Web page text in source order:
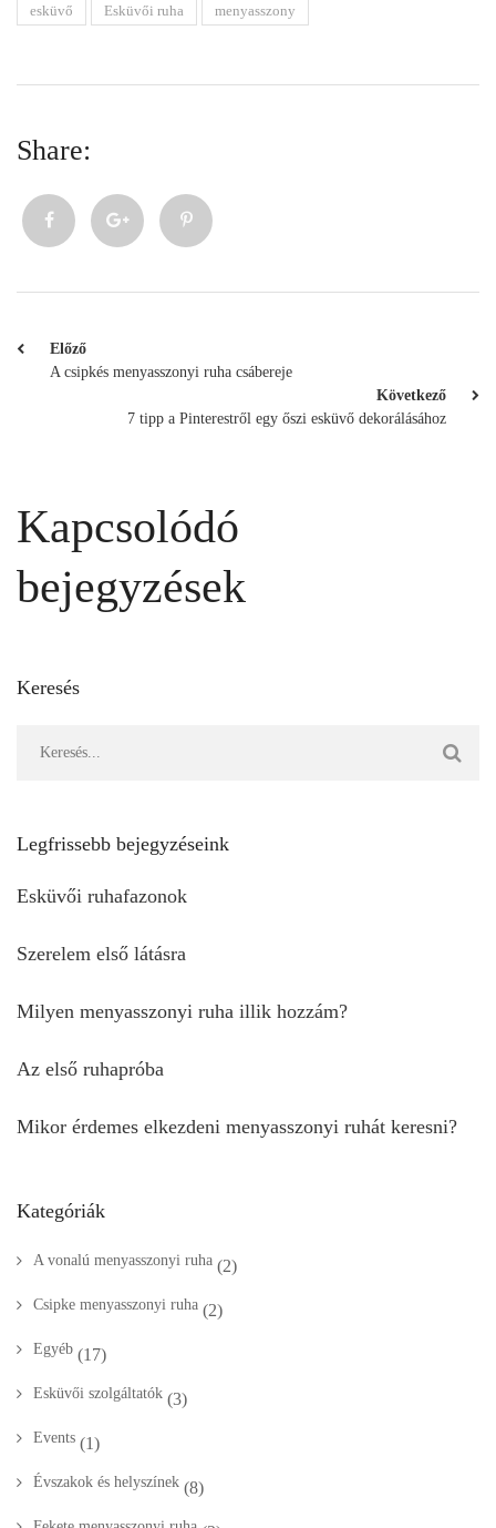
esküvő Esküvői ruha menyasszony
Share:
Előző
A csipkés menyasszonyi ruha csábereje
Következő
7 tipp a Pinterestről egy őszi esküvő dekorálásához
Kapcsolódó
bejegyzések
Keresés
Legfrissebb bejegyzéseink
Esküvői ruhafazonok
Szerelem első látásra
Milyen menyasszonyi ruha illik hozzám?
Az első ruhapróba
Mikor érdemes elkezdeni menyasszonyi ruhát keresni?
Kategóriák
A vonalú menyasszonyi ruha (2)
Csipke menyasszonyi ruha (2)
Egyéb (17)
Esküvői szolgáltatók (3)
Events (1)
Évszakok és helyszínek (8)